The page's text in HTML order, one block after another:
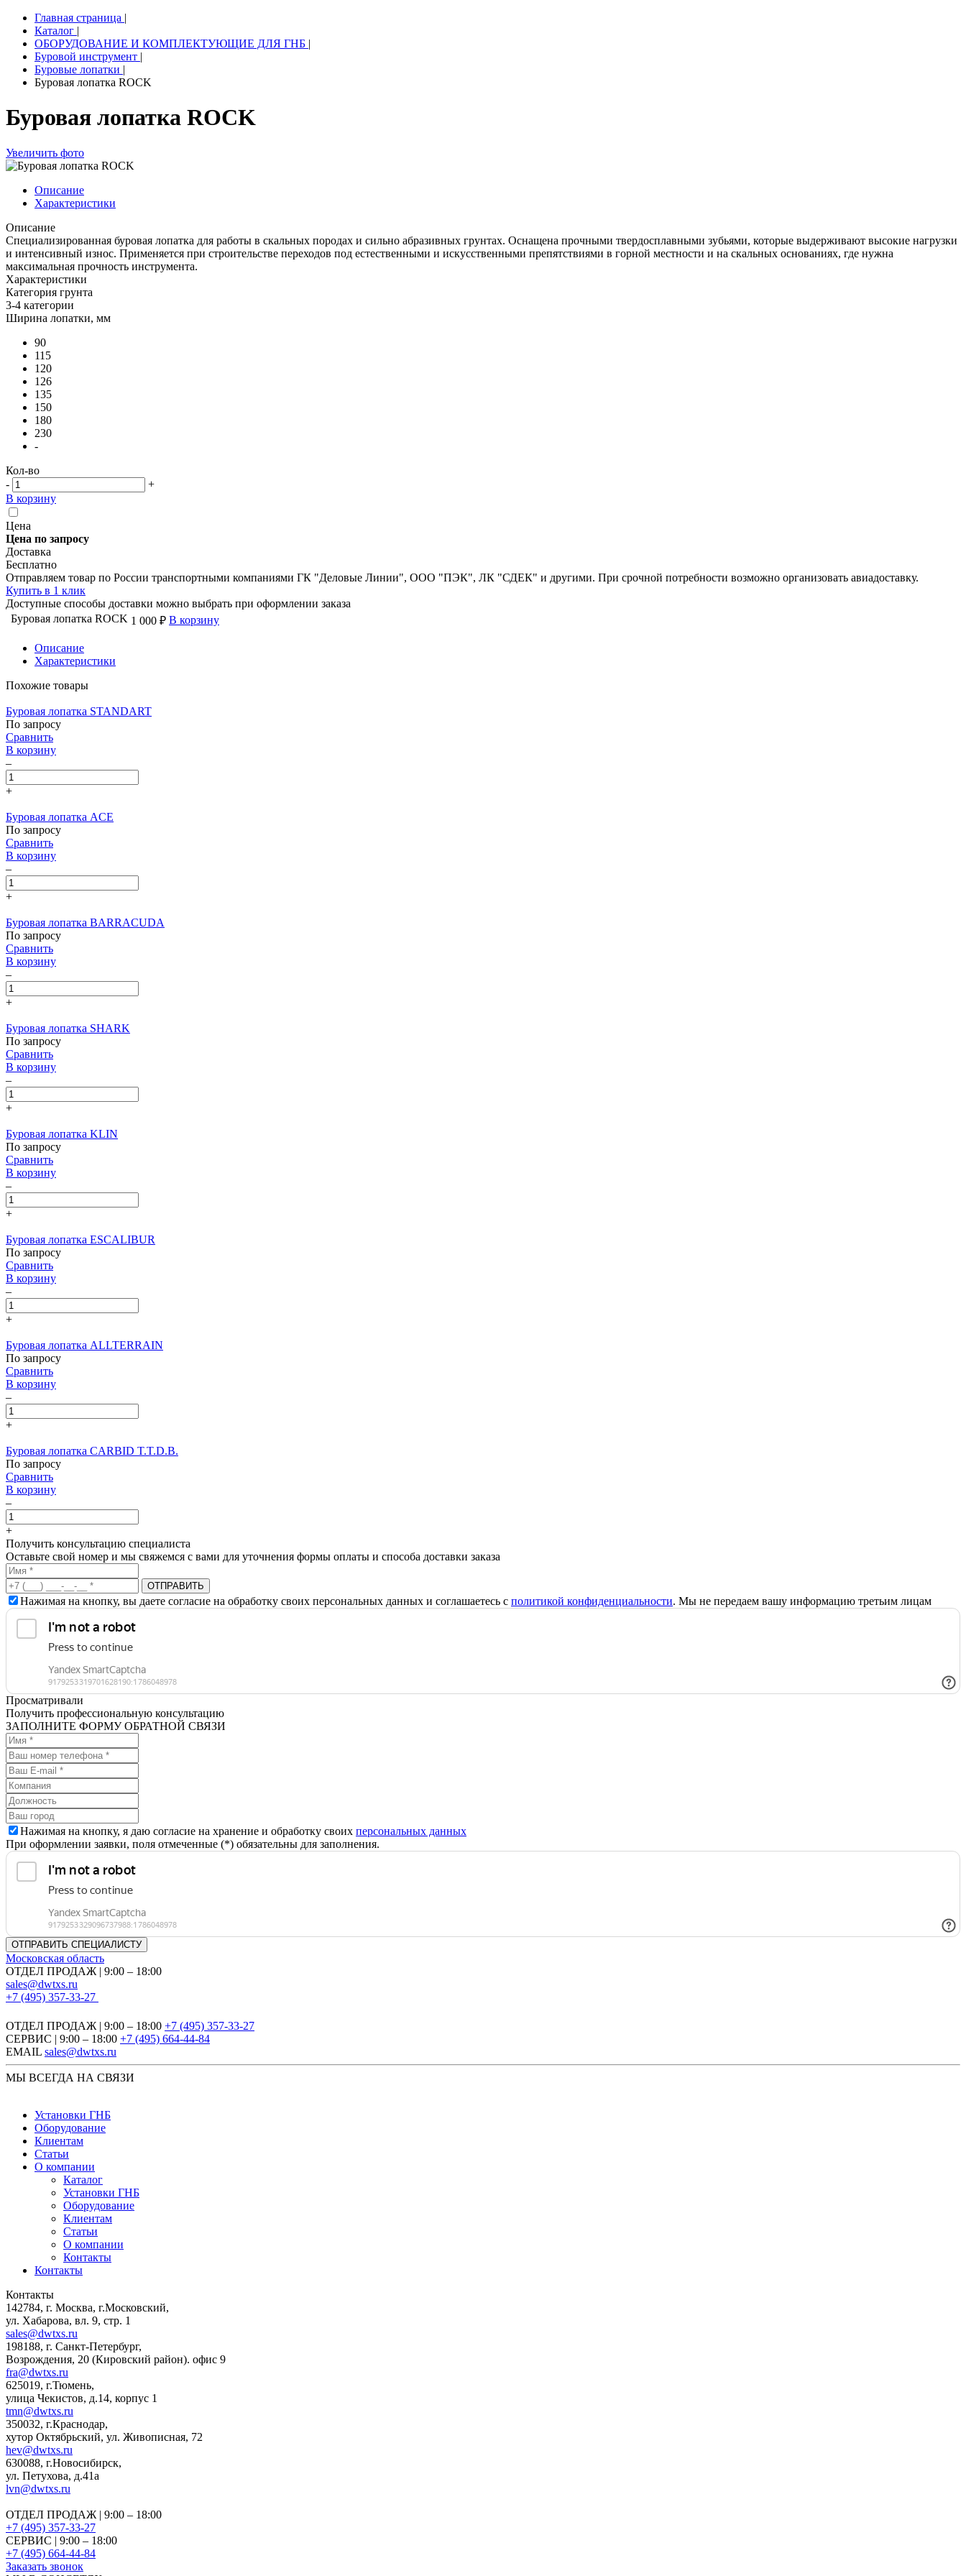
Главная страница |
Каталог |
ОБОРУДОВАНИЕ И КОМПЛЕКТУЮЩИЕ ДЛЯ ГНБ |
Буровой инструмент |
Буровые лопатки |
Буровая лопатка ROCK
Буровая лопатка ROCK
Увеличить фото
Описание
Характеристики
Описание
Специализированная буровая лопатка для работы в скальных породах и сильно абразивных грунтах. Оснащена прочными твердосплавными зубьями, которые выдерживают высокие нагрузки
и интенсивный износ. Применяется при строительстве переходов под естественными и искусственными препятствиями в горной местности и на скальных основаниях, где нужна
максимальная прочность инструмента.
Характеристики
Категория грунта
3-4 категории
Ширина лопатки, мм
90
115
120
126
135
150
180
230
-
Кол-во
-
+
В корзину
Цена
Цена по запросу
Доставка
Бесплатно
Отправляем товар по России транспортными компаниями ГК "Деловые Линии", ООО "ПЭК", ЛК "СДЕК" и другими. При срочной потребности возможно организовать авиадоставку.
Купить в 1 клик
Доступные способы доставки можно выбрать при оформлении заказа
Буровая лопатка ROCK 1 000 ₽ В корзину
Описание
Характеристики
Похожие товары
Буровая лопатка STANDART
По запросу
Сравнить
В корзину
–
+
Буровая лопатка ACE
По запросу
Сравнить
В корзину
–
+
Буровая лопатка BARRACUDA
По запросу
Сравнить
В корзину
–
+
Буровая лопатка SHARK
По запросу
Сравнить
В корзину
–
+
Буровая лопатка KLIN
По запросу
Сравнить
В корзину
–
+
Буровая лопатка ESCALIBUR
По запросу
Сравнить
В корзину
–
+
Буровая лопатка ALLTERRAIN
По запросу
Сравнить
В корзину
–
+
Буровая лопатка CARBID T.T.D.B.
По запросу
Сравнить
В корзину
–
+
Получить консультацию специалиста
Оставьте свой номер и мы свяжемся с вами для уточнения формы оплаты и способа доставки заказа
Нажимая на кнопку, вы даете согласие на обработку своих персональных данных и соглашаетесь с политикой конфиденциальности. Мы не передаем вашу информацию третьим лицам
Просматривали
Получить профессиональную консультацию
ЗАПОЛНИТЕ ФОРМУ ОБРАТНОЙ СВЯЗИ
Нажимая на кнопку, я даю согласие на хранение и обработку своих персональных данных
При оформлении заявки, поля отмеченные (*) обязательны для заполнения.
Московская область
ОТДЕЛ ПРОДАЖ | 9:00 – 18:00
sales@dwtxs.ru
+7 (495) 357-33-27
ОТДЕЛ ПРОДАЖ | 9:00 – 18:00 +7 (495) 357-33-27
СЕРВИС | 9:00 – 18:00 +7 (495) 664-44-84
EMAIL sales@dwtxs.ru
МЫ ВСЕГДА НА СВЯЗИ
Установки ГНБ
Оборудование
Клиентам
Статьи
О компании
Каталог
Установки ГНБ
Оборудование
Клиентам
Статьи
О компании
Контакты
Контакты
Контакты
142784, г. Москва, г.Московский,
ул. Хабарова, вл. 9, стр. 1
sales@dwtxs.ru
198188, г. Санкт-Петербург,
Возрождения, 20 (Кировский район). офис 9
fra@dwtxs.ru
625019, г.Тюмень,
улица Чекистов, д.14, корпус 1
tmn@dwtxs.ru
350032, г.Краснодар,
хутор Октябрьский, ул. Живописная, 72
hev@dwtxs.ru
630088, г.Новосибирск,
ул. Петухова, д.41а
lvn@dwtxs.ru
ОТДЕЛ ПРОДАЖ | 9:00 – 18:00
+7 (495) 357-33-27
СЕРВИС | 9:00 – 18:00
+7 (495) 664-44-84
Заказать звонок